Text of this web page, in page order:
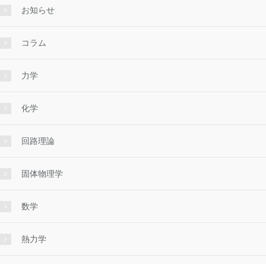
お知らせ
コラム
力学
化学
回路理論
固体物理学
数学
熱力学